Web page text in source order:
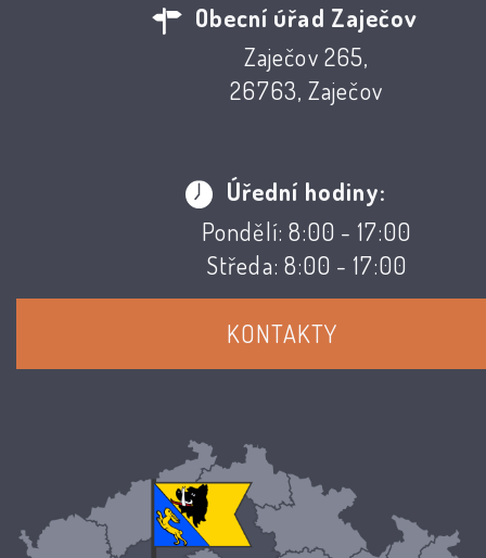
Obecní úřad Zaječov
Zaječov 265,
26763, Zaječov
Úřední hodiny:
Pondělí: 8:00 - 17:00
Středa: 8:00 - 17:00
KONTAKTY